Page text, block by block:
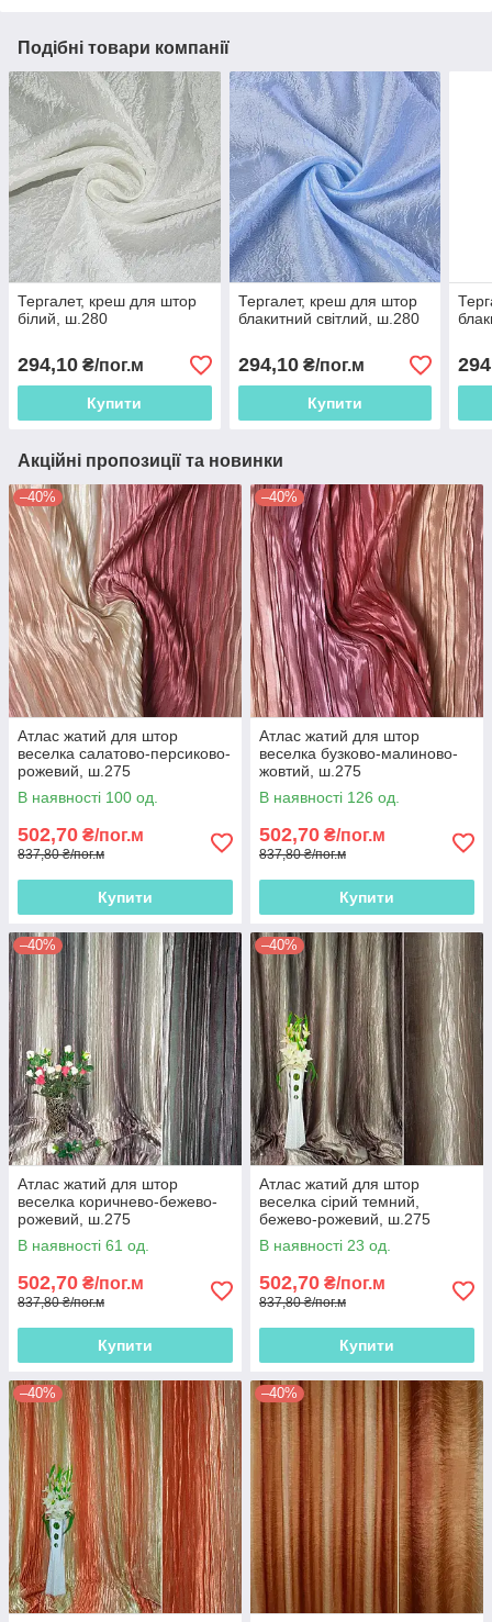
Подібні товари компанії
Тергалет, креш для штор
білий, ш.280
294,10 ₴/пог.м
Купити
Тергалет, креш для штор
блакитний світлий, ш.280
294,10₴/пог.м
Купити
Акційні пропозиції та новинки
–40%
Атлас жатий для штор
веселка салатово-персиково-
рожевий, ш.275
В наявності 100 од.
502,70 ₴/пог.м
837,80 ₴/пог.м
Купити
–40%
Атлас жатий для штор
веселка бузково-малиново-
жовтий, ш.275
В наявності 126 од.
502,70 ₴/пог.м
837,80 ₴/пог.м
Купити
–40%
Атлас жатий для штор
веселка коричнево-бежево-
рожевий, ш.275
В наявності 61 од.
502,70 ₴/пог.м
837,80 ₴/пог.м
Купити
–40%
Атлас жатий для штор
веселка сірий темний,
бежево-рожевий, ш.275
В наявності 23 од.
502,70 ₴/пог.м
837,80 ₴/пог.м
Купити
–40% –40%